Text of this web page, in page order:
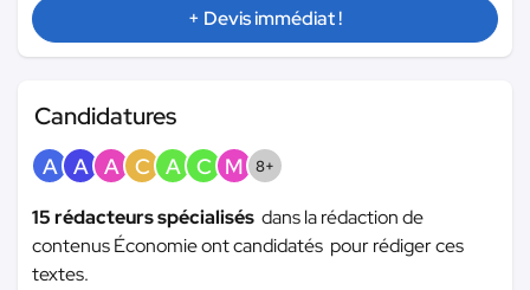
+ Devis immédiat !
Candidatures
A A A C A C M 8+
15 rédacteurs spécialisés dans la rédaction de
contenus Économie ont candidatés pour rédiger ces
textes.